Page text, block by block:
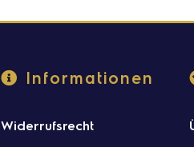
Informationen
Widerrufsrecht